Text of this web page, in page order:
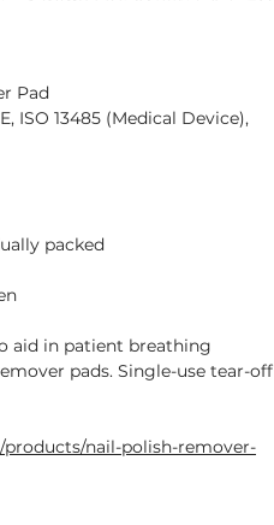
Pad
ISO 13485 (Medical Device),
packed​
aid in patient breathing
pads. Single-use tear-off
nail-polish-remover-